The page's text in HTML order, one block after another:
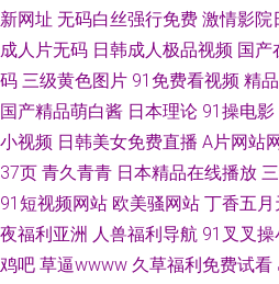
新网址 无码白丝强行免费 激情影院
成人片无码 日韩成人极品视频 国产
码 三级黄色图片 91免费看视频 精
国产精品萌白酱 日本理论 91操电影
小视频 日韩美女免费直播 A片网站
37页 青久青青 日本精品在线播放
91短视频网站 欧美骚网站 丁香五月
夜福利亚洲 人兽福利导航 91叉叉操
鸡吧 草逼wwww 久草福利免费试看